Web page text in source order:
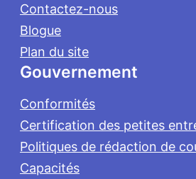
Contactez-nous
Blogue
Plan du site
Gouvernement
Conformités
Certification des petites
Politiques de rédaction de
Capacités